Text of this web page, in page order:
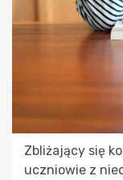
Zbliżający się
uczniowie z